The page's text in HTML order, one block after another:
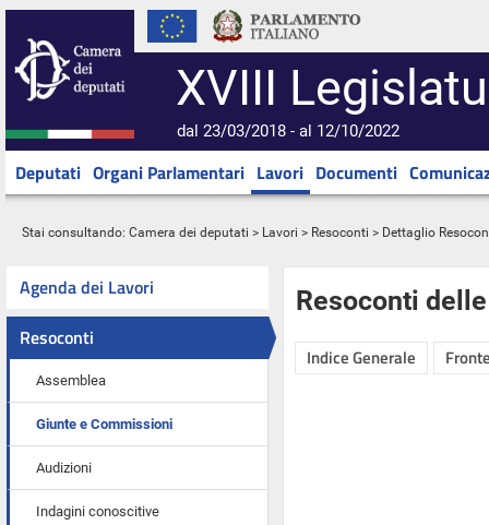
XVIII
dal 23/03/2018 - al 12/10/2022
Deputati Organi Parlamentari Lavori Documenti
Stai consultando: Camera dei deputati > Lavori > Resoconti > Dettaglio
Agenda dei Lavori
Resoconti
Assemblea
Giunte e Commissioni
Audizioni
Indagini conoscitive
Resoconti
Indice Generale